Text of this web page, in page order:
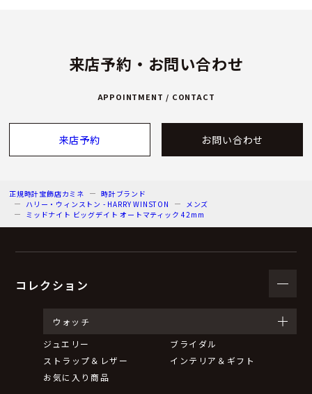
来店予約・お問い合わせ
APPOINTMENT / CONTACT
来店予約 お問い合わせ
正規時計宝飾店カミネ
時計ブランド
ハリー・ウィンストン - HARRY WINSTON
メンズ
ミッドナイト ビッグデイト オートマティック 42mm
コレクション
ウォッチ
ジュエリー
ブライダル
ストラップ＆レザー
インテリア＆ギフト
お気に入り商品